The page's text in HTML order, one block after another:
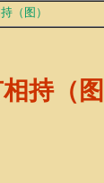
（图）
持（